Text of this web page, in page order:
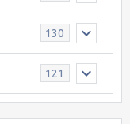
130
121